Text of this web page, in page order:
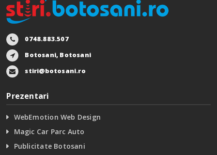
0748.883.507
Botosani, Botosani
stiri@botosani.ro
Prezentari
WebEmotion Web Design
Magic Car Parc Auto
Publicitate Botosani